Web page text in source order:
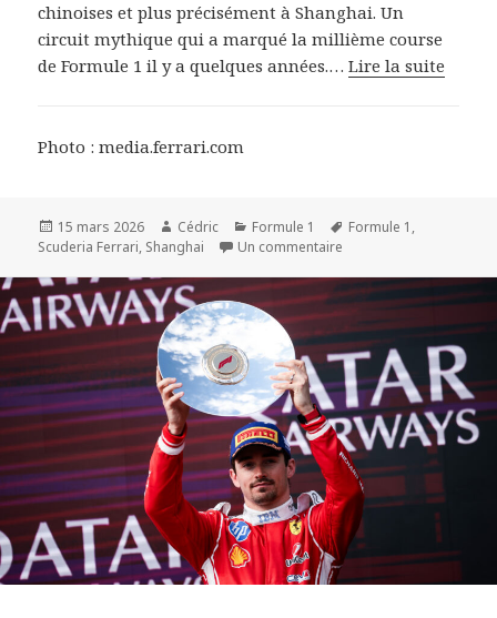
chinoises et plus précisément à Shanghai. Un
circuit mythique qui a marqué la millième course
de Formule 1 il y a quelques années.…Lire la suite
Photo : media.ferrari.com
Publié
le
15 mars 2026 Auteur
Cédric Catégories
Formule 1
Mots-
Formule 1 ,
Scuderia Ferrari, Shanghai Un commentaire